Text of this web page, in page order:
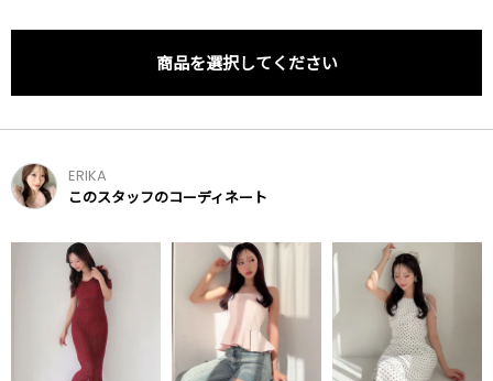
商品を選択してください
ERIKA
このスタッフのコーディネート